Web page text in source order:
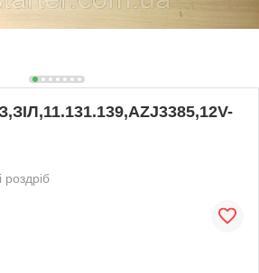
роздріб